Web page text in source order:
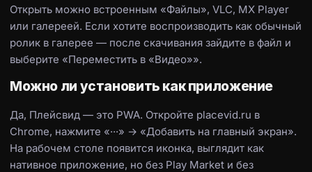
Открыть можно встроенным «Файлы», VLC, MX Player
или галереей. Если хотите воспроизводить как обычный
ролик в галерее — после скачивания зайдите в файл и
выберите «Переместить в «Видео»».
Можно ли установить как приложение
Да, Плейсвид — это PWA. Откройте placevid.ru в
Chrome, нажмите «···» → «Добавить на главный экран».
На рабочем столе появится иконка, выглядит как
нативное приложение, но без Play Market и без